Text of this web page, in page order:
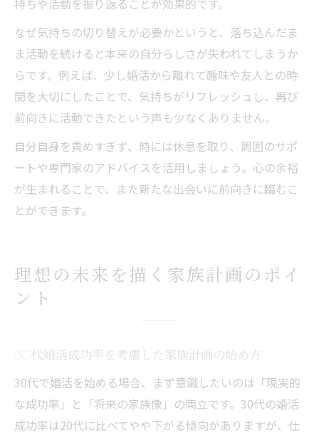
持ちや活動を振り返ることが効果的です。
なぜ気持ちの切り替えが必要かというと、落ち込んだま
ま活動を続けると本来の自分らしさが失われてしまうか
らです。例えば、少し婚活から離れて趣味や友人との時
間を大切にしたことで、気持ちがリフレッシュし、再び
前向きに活動できたという声も少なくありません。
自分自身を責めすぎず、時には休息を取り、周囲のサポ
ートや専門家のアドバイスを活用しましょう。心の余裕
が生まれることで、また新たな出会いに前向きに臨むこ
とができます。
理想の未来を描く家族計画のポイ
ント
30代婚活成功率を考慮した家族計画の始め方
30代で婚活を始める場合、まず意識したいのは「現実的
な成功率」と「将来の家族像」の両立です。30代の婚活
成功率は20代に比べてやや下がる傾向がありますが、仕